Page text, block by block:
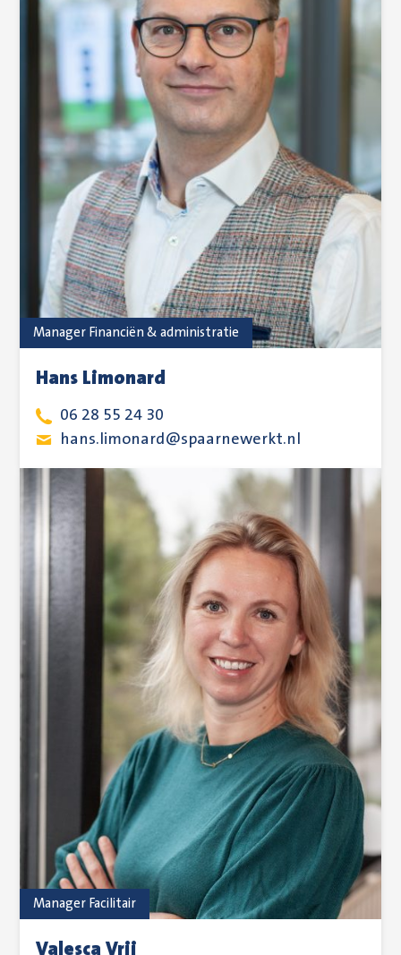
Hans Limonard
06 28 55 24 30
hans.limonard@spaarnewerkt.nl
Manager Financiën & administratie
Valesca Vrij
Manager Facilitair